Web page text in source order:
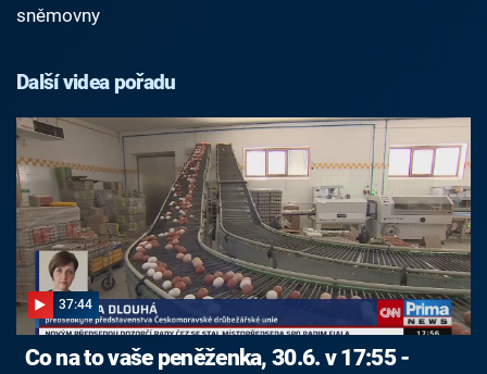
sněmovny
Další videa pořadu
37:44
Co na to vaše peněženka, 30.6. v 17:55 -